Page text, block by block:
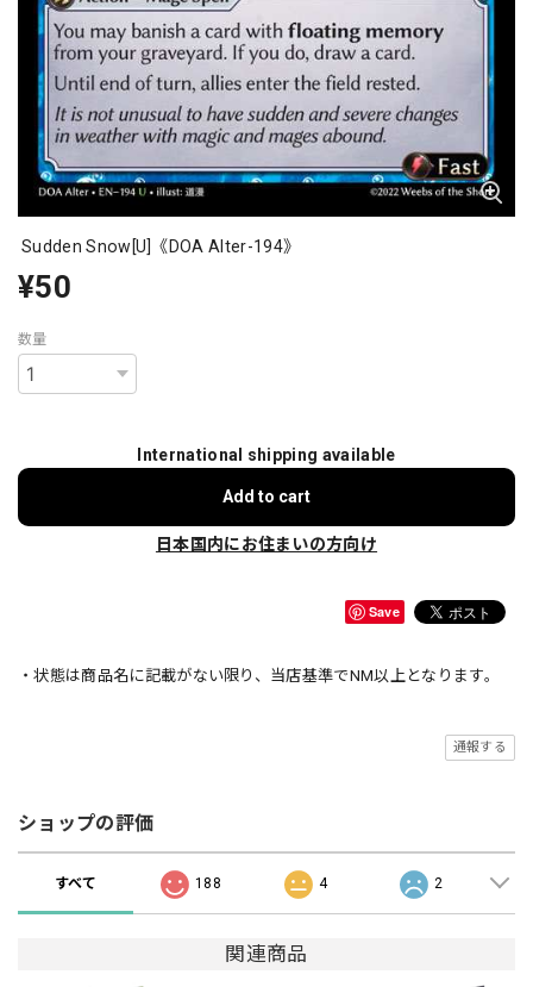
Sudden Snow[U]《DOA Alter-194》
¥50
数量
International shipping available
Add to cart
日本国内にお住まいの方向け
Save
・状態は商品名に記載がない限り、当店基準でNM以上となります。
通報する
ショップの評価
すべて 188 4 2
関連商品